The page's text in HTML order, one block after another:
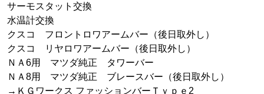
サーモスタット交換
水温計交換
クスコ フロントロワアームバー（後日取外し）
クスコ リヤロワアームバー（後日取外し）
ＮＡ6用 マツダ純正 タワーバー
ＮＡ8用 マツダ純正 ブレースバー（後日取外し）
→ＫＧワークス ファッションバーＴｙｐｅ2